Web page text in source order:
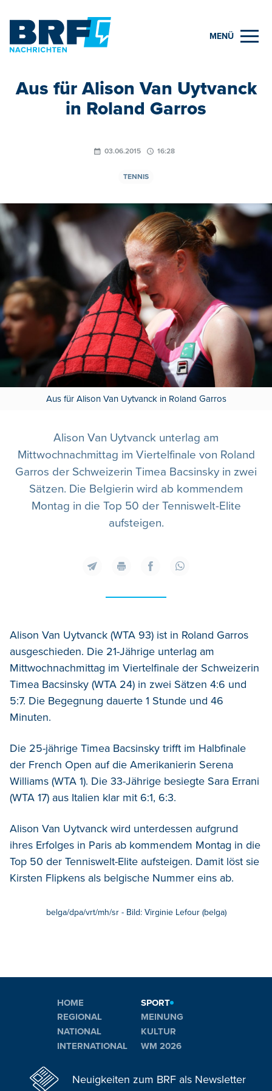
MENÜ
Aus für Alison Van Uytvanck
in Roland Garros
03.06.2015 16:28
TENNIS
Aus für Alison Van Uytvanck in Roland Garros
Alison Van Uytvanck unterlag am
Mittwochnachmittag im Viertelfinale von Roland
Garros der Schweizerin Timea Bacsinsky in zwei
Sätzen. Die Belgierin wird ab kommendem
Montag in die Top 50 der Tenniswelt-Elite
aufsteigen.
Alison Van Uytvanck (WTA 93) ist in Roland Garros
ausgeschieden. Die 21-Jährige unterlag am
Mittwochnachmittag im Viertelfinale der Schweizerin
Timea Bacsinsky (WTA 24) in zwei Sätzen 4:6 und
5:7. Die Begegnung dauerte 1 Stunde und 46
Minuten.
Die 25-jährige Timea Bacsinsky trifft im Halbfinale
der French Open auf die Amerikanierin Serena
Williams (WTA 1). Die 33-Jährige besiegte Sara Errani
(WTA 17) aus Italien klar mit 6:1, 6:3.
Alison Van Uytvanck wird unterdessen aufgrund
ihres Erfolges in Paris ab kommendem Montag in die
Top 50 der Tenniswelt-Elite aufsteigen. Damit löst sie
Kirsten Flipkens als belgische Nummer eins ab.
belga/dpa/vrt/mh/sr - Bild: Virginie Lefour (belga)
HOME
REGIONAL
NATIONAL
INTERNATIONAL
SPORT
MEINUNG
KULTUR
WM 2026
Neuigkeiten zum BRF als Newsletter